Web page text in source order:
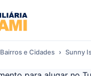
Bairros e Cidades Sunny